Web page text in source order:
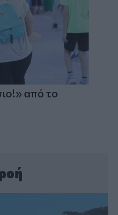
από το